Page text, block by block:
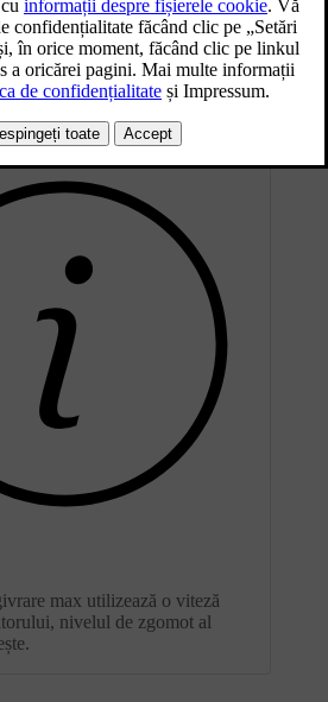
ventilatorului și temperatura maxime.
aerului, iar recircularea aerului este
max este activă. La dezactivarea,
setările de climatizare revin la
max utilizează o viteză
nivelul de zgomot al